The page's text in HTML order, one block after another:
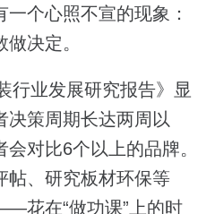
个心照不宣的现象：
决定。
行业发展研究报告》显
决策周期长达两周以
会对比6个以上的品牌。
帖、研究板材环保等
花在“做功课”上的时